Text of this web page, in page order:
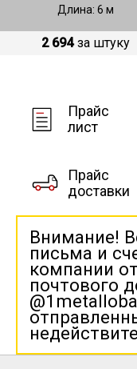
Длина: 6 м
2 694 за штуку
Прайс
лист
Прайс
доставки
Внимание!
письма и
компании
почтового